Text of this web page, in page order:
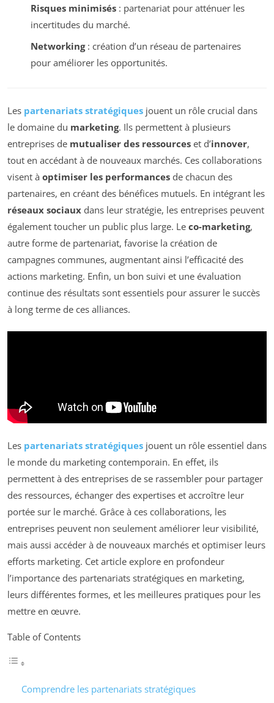
Risques minimisés: partenariat pour atténuer les
incertitudes du marché.
Networking: création d’un réseau de partenaires
pour améliorer les opportunités.
Les partenariats stratégiques jouent un rôle crucial dans
le domaine du marketing. Ils permettent à plusieurs
entreprises de mutualiser des ressources et d’innover,
tout en accédant à de nouveaux marchés. Ces collaborations
visent à optimiser les performances de chacun des
partenaires, en créant des bénéfices mutuels. En intégrant les
réseaux sociaux dans leur stratégie, les entreprises peuvent
également toucher un public plus large. Le co-marketing,
autre forme de partenariat, favorise la création de
campagnes communes, augmentant ainsi l’efficacité des
actions marketing. Enfin, un bon suivi et une évaluation
continue des résultats sont essentiels pour assurer le succès
à long terme de ces alliances.
Les partenariats stratégiques jouent un rôle essentiel dans
le monde du marketing contemporain. En effet, ils
permettent à des entreprises de se rassembler pour partager
des ressources, échanger des expertises et accroître leur
portée sur le marché. Grâce à ces collaborations, les
entreprises peuvent non seulement améliorer leur visibilité,
mais aussi accéder à de nouveaux marchés et optimiser leurs
efforts marketing. Cet article explore en profondeur
l’importance des partenariats stratégiques en marketing,
leurs différentes formes, et les meilleures pratiques pour les
mettre en œuvre.
Table of Contents
Comprendre les partenariats stratégiques